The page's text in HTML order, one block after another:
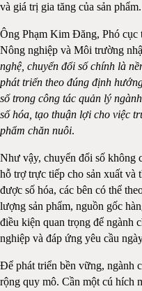
và giá trị gia tăng của sản phẩm.
Ông Phạm Kim Đăng, Phó
Nông nghiệp và Môi trường
nghệ, chuyển đổi số chính là
phát triển theo đúng định
số trong công tác quản lý
số hóa, tạo thuận lợi cho việc
phẩm chăn nuôi.
Như vậy, chuyển đổi số không
hỗ trợ trực tiếp cho sản xuất
được số hóa, các bên có thể
lượng sản phẩm, nguồn gốc
điều kiện quan trọng để ngành
nghiệp và đáp ứng yêu cầu
Để phát triển bền vững, ngành
rộng quy mô. Cần một cú hích